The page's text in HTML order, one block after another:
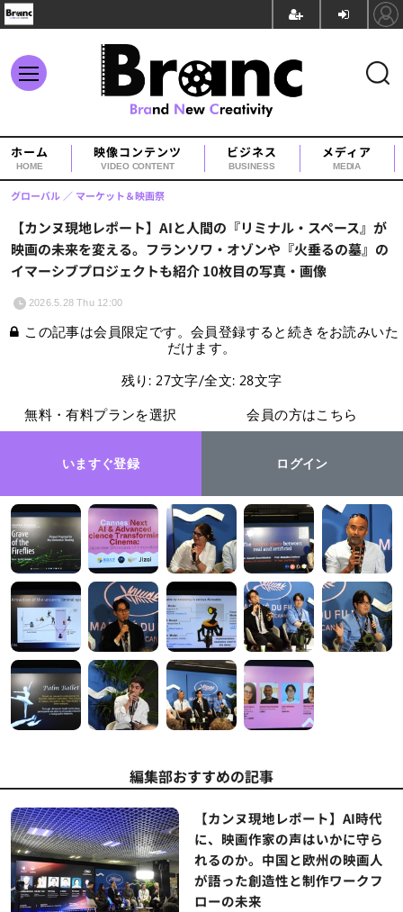
ホーム
HOME
映像コンテンツ
VIDEO CONTENT
ビジネス
BUSINESS
メディア
MEDIA
【カンヌ現地レポート】AIと人間の『リミナル・スペース』が
映画の未来を変える。フランソワ・オゾンや『火垂るの墓』の
イマーシブプロジェクトも紹介 10枚目の写真・画像
グローバル マーケット＆映画祭
2026.5.28 Thu 12:00
この記事は会員限定です。会員登録すると続きをお読みいた
だけます。
残り: 27文字/全文: 28文字
無料・有料プランを選択
いますぐ登録
会員の方はこちら
ログイン
編集部おすすめの記事
【カンヌ現地レポート】AI時代
に、映画作家の声はいかに守ら
れるのか。中国と欧州の映画人
が語った創造性と制作ワークフ
ローの未来